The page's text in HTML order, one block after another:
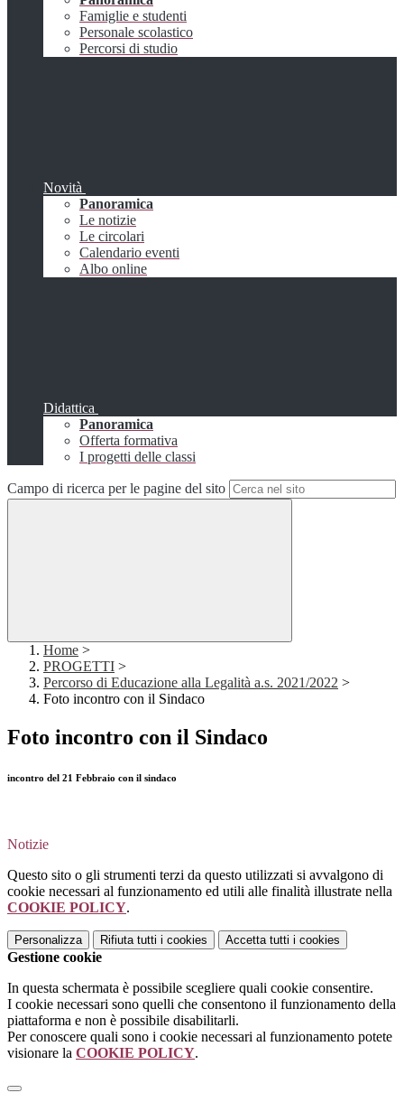
Famiglie e studenti
Personale scolastico
Percorsi di studio
Novità
Panoramica
Le notizie
Le circolari
Calendario eventi
Albo online
Didattica
Panoramica
Offerta formativa
I progetti delle classi
Campo di ricerca per le pagine del sito
Home >
PROGETTI >
Percorso di Educazione alla Legalità a.s. 2021/2022 >
Foto incontro con il Sindaco
Foto incontro con il Sindaco
incontro del 21 Febbraio con il sindaco
Notizie
Questo sito o gli strumenti terzi da questo utilizzati si avvalgono di
cookie necessari al funzionamento ed utili alle finalità illustrate nella
COOKIE POLICY.
Personalizza Rifiuta tutti i cookies Accetta tutti i cookies
Gestione cookie
In questa schermata è possibile scegliere quali cookie consentire.
I cookie necessari sono quelli che consentono il funzionamento della
piattaforma e non è possibile disabilitarli.
Per conoscere quali sono i cookie necessari al funzionamento potete
visionare la COOKIE POLICY.